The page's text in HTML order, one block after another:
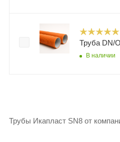
Труба DN/
В наличии
Трубы Икапласт SN8 от